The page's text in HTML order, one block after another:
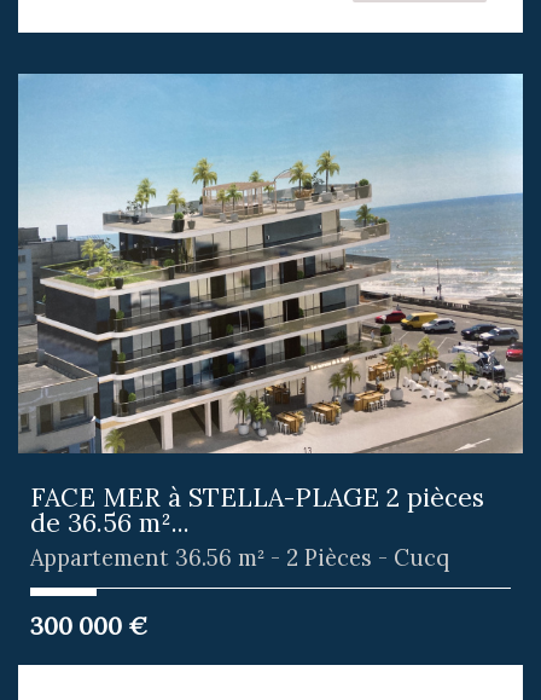
FACE MER à STELLA-PLAGE 2 pièces
de 36.56 m²...
Appartement 36.56 m² - 2 Pièces - Cucq
300 000 €